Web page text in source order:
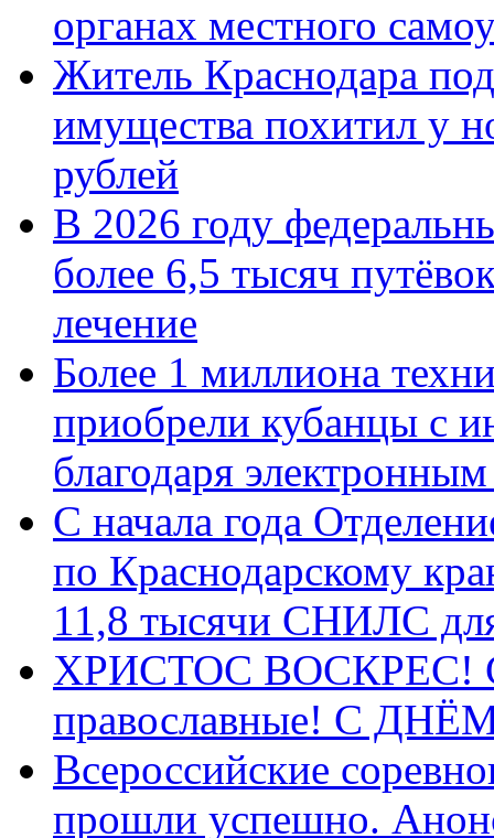
органах местного
Житель Краснодара
имущества похитил у
рублей
В 2026 году
более 6,5 тысяч
лечение
Более 1 миллиона
приобрели кубанцы с
благодаря
С начала года
по Краснодарскому
11,8 тысячи СНИЛС
ХРИСТОС ВОСКРЕС! С
православные! C
Всероссийские
прошли успешно.